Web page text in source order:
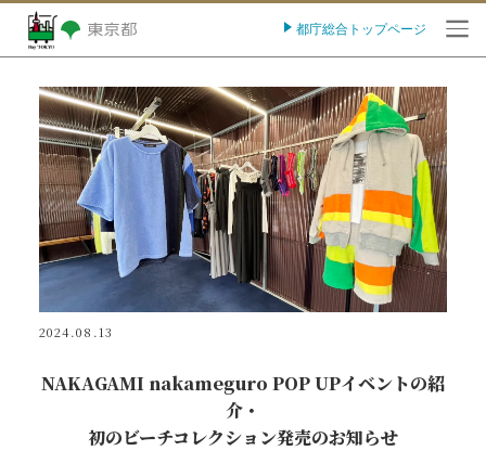
都庁総合トップページ
2024.08.13
NAKAGAMI nakameguro POP UPイベントの紹
介・
初のビーチコレクション発売のお知らせ